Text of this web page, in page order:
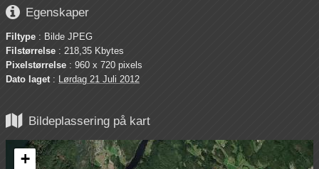
 Egenskaper
Filtype : Bilde JPEG
Filstørrelse : 218,35 Kbytes
Pixelstørrelse : 960 x 720 pixels
Dato laget: Lørdag 21 Juli 2012
 Bildeplassering på kart
+